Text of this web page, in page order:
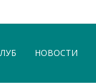
НОВОСТИ